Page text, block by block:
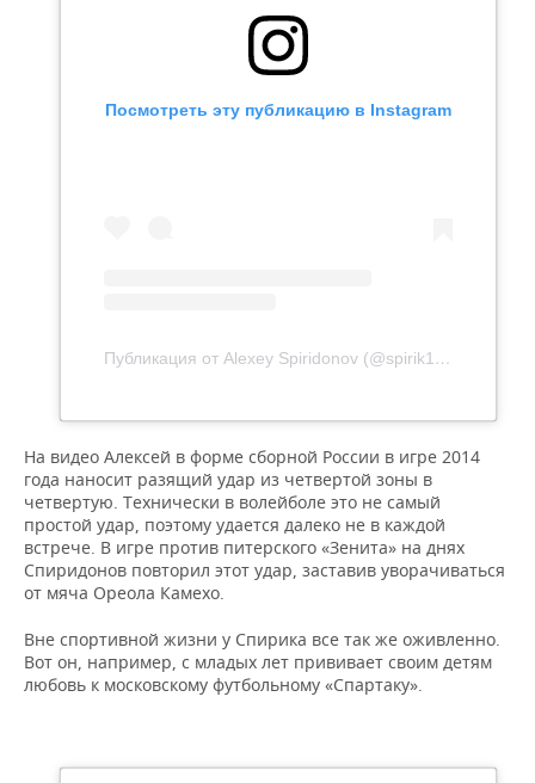
Посмотреть эту публикацию в Instagram
Публикация от Alexey Spiridonov (@spirik15)
На видео Алексей в форме сборной России в игре 2014
года наносит разящий удар из четвертой зоны в
четвертую. Технически в волейболе это не самый
простой удар, поэтому удается далеко не в каждой
встрече. В игре против питерского «Зенита» на днях
Спиридонов повторил этот удар, заставив уворачиваться
от мяча Ореола Камехо.
Вне спортивной жизни у Спирика все так же оживленно.
Вот он, например, с младых лет прививает своим детям
любовь к московскому футбольному «Спартаку».